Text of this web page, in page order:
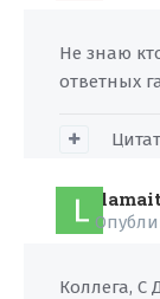
Не знаю
ответных
lamait
Коллега, С